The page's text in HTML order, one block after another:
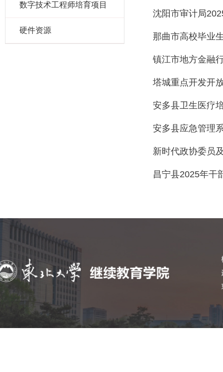
数字技术工程师培育项目
硬件资源
沈阳市审计局
那曲市高校毕业
镇江市地方金融
塔城重点开发开
安多县卫生医疗
安多县应急管理
新时代政协委员
昌宁县2025年干